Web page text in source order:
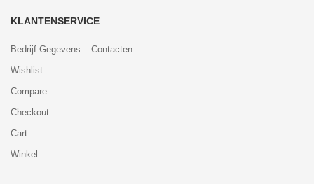
KLANTENSERVICE
Bedrijf Gegevens – Contacten
Wishlist
Compare
Checkout
Cart
Winkel